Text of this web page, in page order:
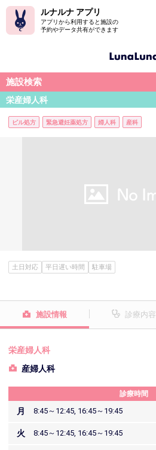
ルナルナ アプリ
アプリから利用すると施設の
予約やデータ共有ができます
施設検索
栄産婦人科
ピル処方 緊急避妊薬処方 婦人科 産科
土日対応 平日遅い時間 駐車場
施設情報 診療内容
栄産婦人科
産婦人科
診療時間
月 8:45～12:45, 16:45～19:45
火 8:45～12:45, 16:45～19:45